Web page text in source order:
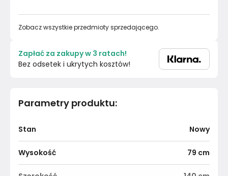
Parametry produktu:
Stan Nowy
Wysokość 79 cm
Zobacz wszystkie przedmioty sprzedającego.
Zapłać za zakupy w 3 ratach!
Bez odsetek i ukrytych kosztów!